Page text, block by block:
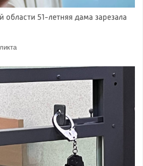
области 51-летняя дама зарезала